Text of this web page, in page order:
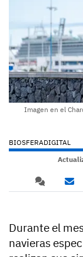
Imagen en el
BIOSFERADIGITAL
Durante el
navieras